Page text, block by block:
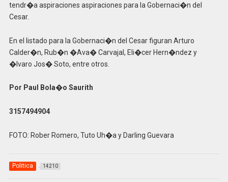
tendr�a aspiraciones aspiraciones para la Gobernaci�n del
Cesar.
En el listado para la Gobernaci�n del Cesar figuran Arturo
Calder�n, Rub�n �Ava� Carvajal, Eli�cer Hern�ndez y
�lvaro Jos� Soto, entre otros.
Por Paul Bola�o Saurith
3157494904
FOTO: Rober Romero, Tuto Uh�a y Darling Guevara
Politica 14210